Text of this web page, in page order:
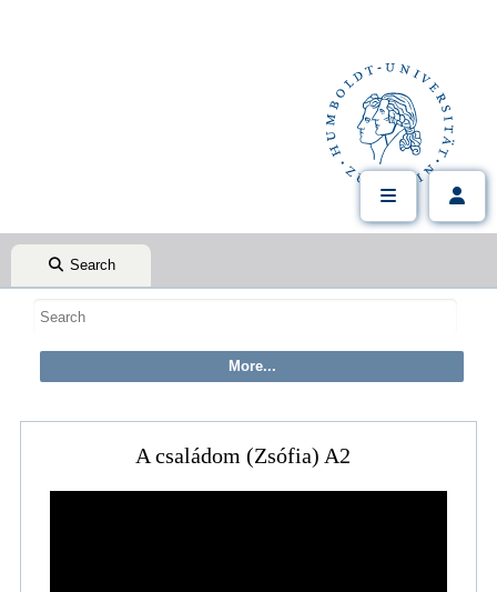
Search
A családom (Zsófia) A2